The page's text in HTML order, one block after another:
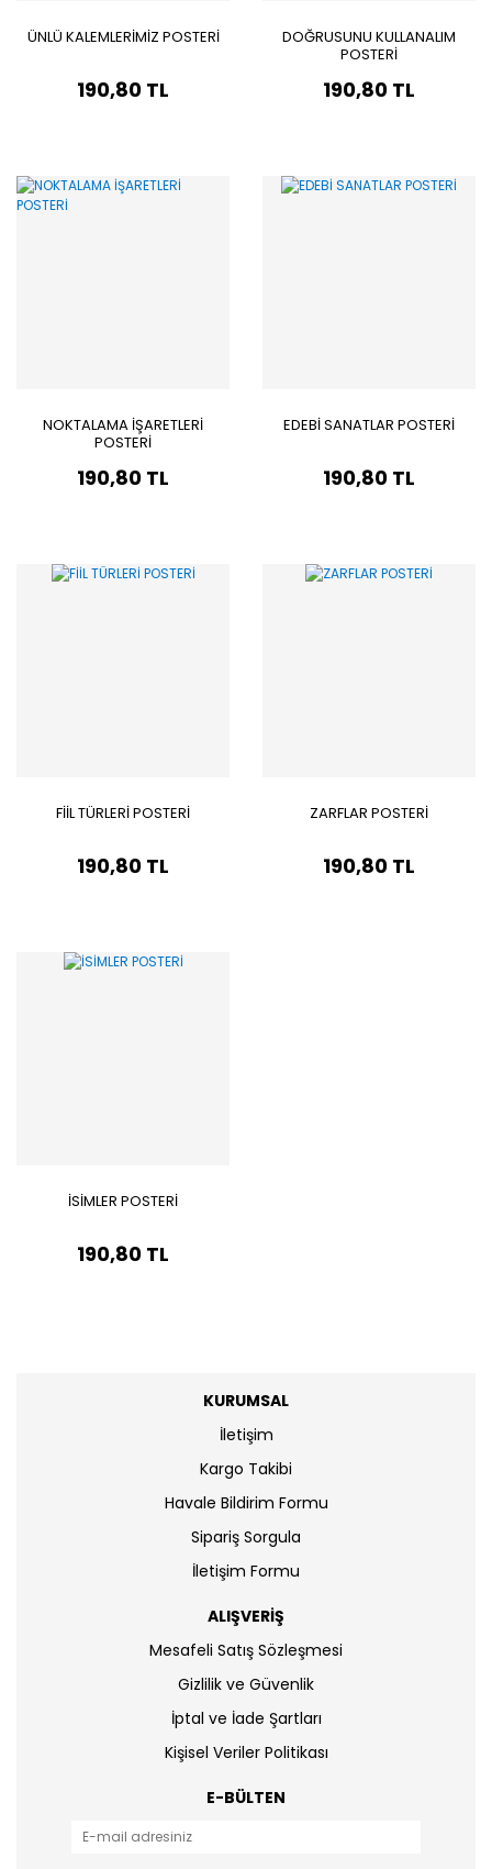
ÜNLÜ KALEMLERİMİZ POSTERİ
190,80 TL
DOĞRUSUNU KULLANALIM
POSTERİ
190,80 TL
NOKTALAMA İŞARETLERİ
POSTERİ
190,80 TL
EDEBİ SANATLAR POSTERİ
190,80 TL
FİİL TÜRLERİ POSTERİ
190,80 TL
ZARFLAR POSTERİ
190,80 TL
İSİMLER POSTERİ
190,80 TL
KURUMSAL
İletişim
Kargo Takibi
Havale Bildirim Formu
Sipariş Sorgula
İletişim Formu
ALIŞVERİŞ
Mesafeli Satış Sözleşmesi
Gizlilik ve Güvenlik
İptal ve İade Şartları
Kişisel Veriler Politikası
E-BÜLTEN